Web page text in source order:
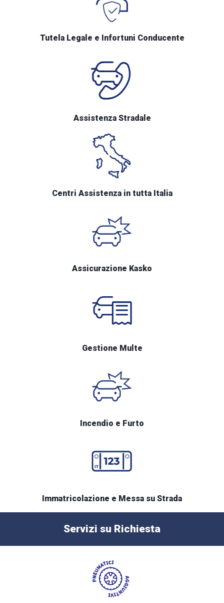
Tutela Legale e Infortuni Conducente
Assistenza Stradale
Centri Assistenza in tutta Italia
Assicurazione Kasko
Gestione Multe
Incendio e Furto
Immatricolazione e Messa su Strada
Servizi su Richiesta